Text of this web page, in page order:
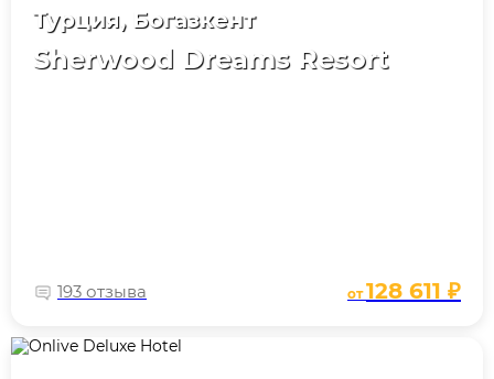
Турция, Богазкент
Sherwood Dreams Resort
193 отзыва от128 611 ₽